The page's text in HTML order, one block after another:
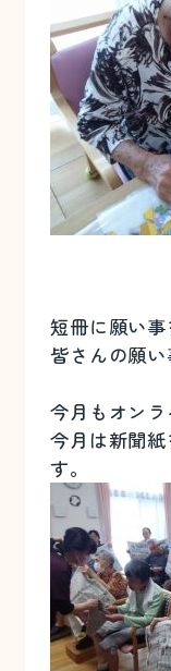
短冊に願い
皆さんの願
今月もオンラ
今月は新聞
す。